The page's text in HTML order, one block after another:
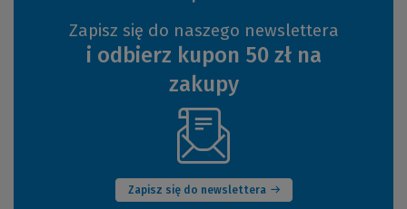
Zapisz się do naszego newslettera
i odbierz kupon 50 zł na
zakupy
Zapisz się do newslettera
(Nowe
okno)